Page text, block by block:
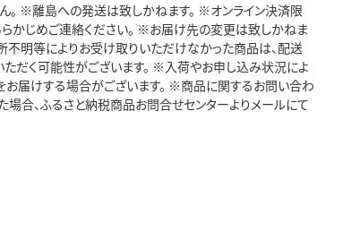
。 ※離島への発送は致しかねます。 ※オンライン決済限
かじめご連絡ください。 ※お届け先の変更は致しかねま
不明等によりお受け取りいただけなかった商品は、配送
だく可能性がございます。 ※入荷やお申し込み状況によ
届けする場合がございます。 ※商品に関するお問い合わ
合、ふるさと納税商品お問合せセンターよりメールにて